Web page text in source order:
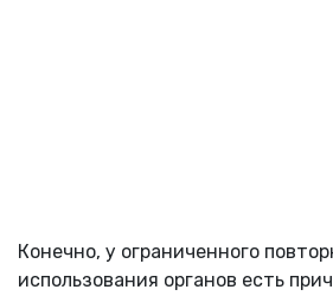
Конечно, у ограниченного
использования органов есть